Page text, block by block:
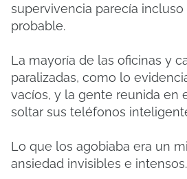
supervivencia parecía
probable.
La mayoría de las oficinas y
paralizadas, como lo
vacíos, y la gente reunida en
soltar sus teléfonos
Lo que los agobiaba era un
ansiedad invisibles e intensos.